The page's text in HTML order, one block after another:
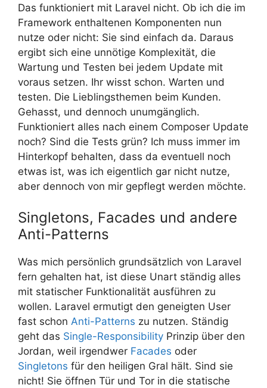
Das funktioniert mit Laravel nicht. Ob ich die im
Framework enthaltenen Komponenten nun
nutze oder nicht: Sie sind einfach da. Daraus
ergibt sich eine unnötige Komplexität, die
Wartung und Testen bei jedem Update mit
voraus setzen. Ihr wisst schon. Warten und
testen. Die Lieblingsthemen beim Kunden.
Gehasst, und dennoch unumgänglich.
Funktioniert alles nach einem Composer Update
noch? Sind die Tests grün? Ich muss immer im
Hinterkopf behalten, dass da eventuell noch
etwas ist, was ich eigentlich gar nicht nutze,
aber dennoch von mir gepflegt werden möchte.
Singletons, Facades und andere
Anti-Patterns
Was mich persönlich grundsätzlich von Laravel
fern gehalten hat, ist diese Unart ständig alles
mit statischer Funktionalität ausführen zu
wollen. Laravel ermutigt den geneigten User
fast schon Anti-Patterns zu nutzen. Ständig
geht das Single-Responsibility Prinzip über den
Jordan, weil irgendwer Facades oder
Singletons für den heiligen Gral hält. Sind sie
nicht! Sie öffnen Tür und Tor in die statische